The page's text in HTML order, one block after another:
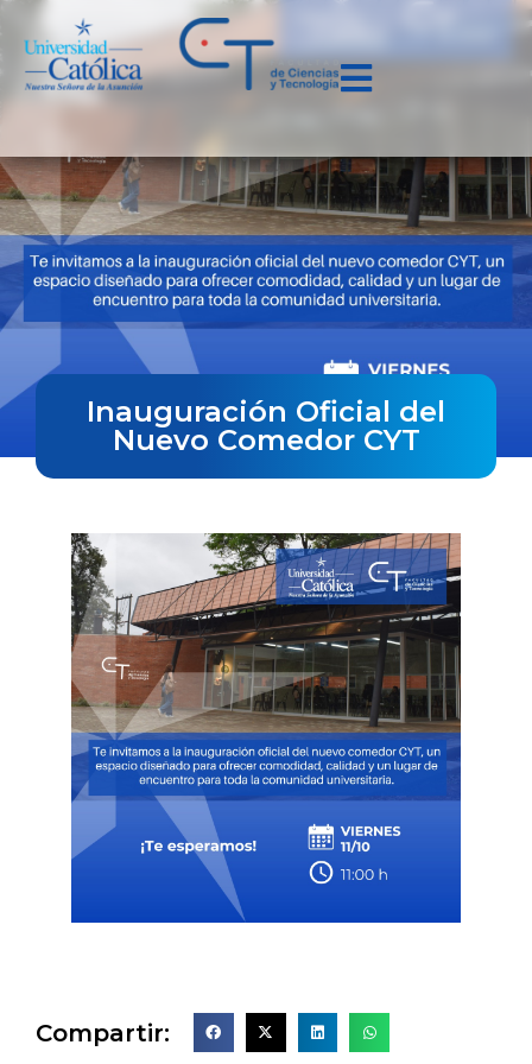
Inauguración Oficial del
Nuevo Comedor CYT
Compartir: